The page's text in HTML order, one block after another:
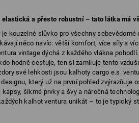
elastická a přesto robustní – tato látka má
kouzelné slůvko pro všechny sebevědomé
něco navíc: větší komfort, více síly a
vintage dýchá z každého vlákna
hodně cestuje, ten si zamiluje tento
své lehkosti jsou kalhoty cargo e.s.
který už na první pohled zvýrazňuje
šikmé prvky a švy a náročná
kalhot ventura unikát – to je typický